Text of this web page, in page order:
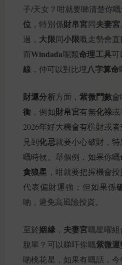
子/天女？咁就要睇清楚你嘅
位 ，特別係財帛宮同夫妻宮
過， 大限同小限嘅走勢會
而Windada呢類命理工具可
線 ，仲可以對比埋八字算命
財運分析方面，紫微鬥數
衡 ，例如財帛宮有無化祿或
2026年好大機會有橫財或
見到化忌就要小心破財，特
嘅時候。舉個例，如果你嘅
貪狼星 ，咁就要把握機會
代表偏財運強；但如果係
啲，避免高風險投資。
至於姻緣， 夫妻宮嘅星曜組
脫單？可以睇吓你嘅紫微運
啲桃花星，如果有嘅話，今